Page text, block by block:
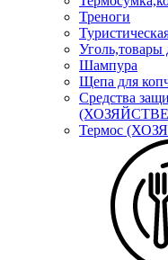
Треноги
Уголь,товары
Шампура
Щепа для
Средства
Термос